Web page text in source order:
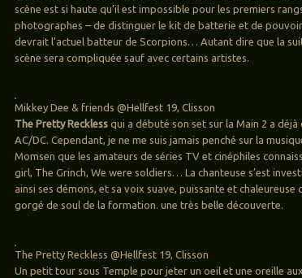
scène est si haute qu’il est impossible pour les premiers
photographes – de distinguer le kit de batterie et de
devrait l’actuel batteur de Scorpions… Autant dire que la
scène sera compliquée sauf avec certains artistes.
Mikkey Dee & friends @Hellfest 19, Clisson
The Pretty Recklessqui a débuté son set sur la Main 2 a
AC/DC. Cependant, je ne me suis jamais penché sur la
Momsen que les amateurs de séries TV et cinéphiles
girl, The Grinch, We were soldiers… La chanteuse s’est
ainsi ses démons, et sa voix suave, puissante et
gorgé de soul de la formation. une très belle découverte.
The Pretty Reckless @Hellfest 19, Clisson
Un petit tour sous Temple pour jeter un oeil et une oreille